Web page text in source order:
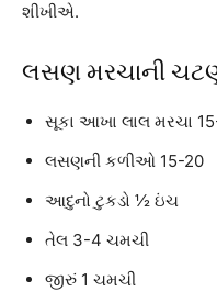
શીખીએ.
લસણ મરચાની
સૂકા આખા લાલ મરચા
લસણની કળીઓ 15-20
આદુનો ટુકડો ½ ઇંચ
તેલ 3-4 ચમચી
જીરું 1 ચમચી